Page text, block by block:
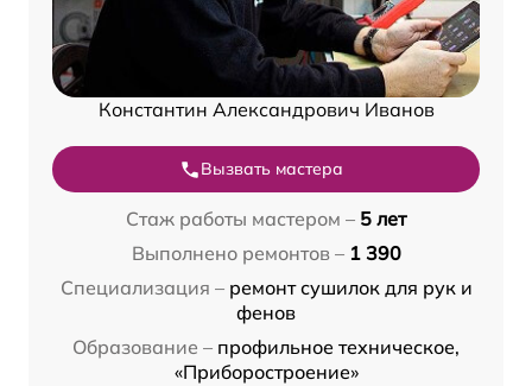
Константин Александрович Иванов
Вызвать мастера
Стаж работы мастером – 5 лет
Выполнено ремонтов – 1 390
Специализация – ремонт сушилок для рук и
фенов
Образование – профильное техническое,
«Приборостроение»